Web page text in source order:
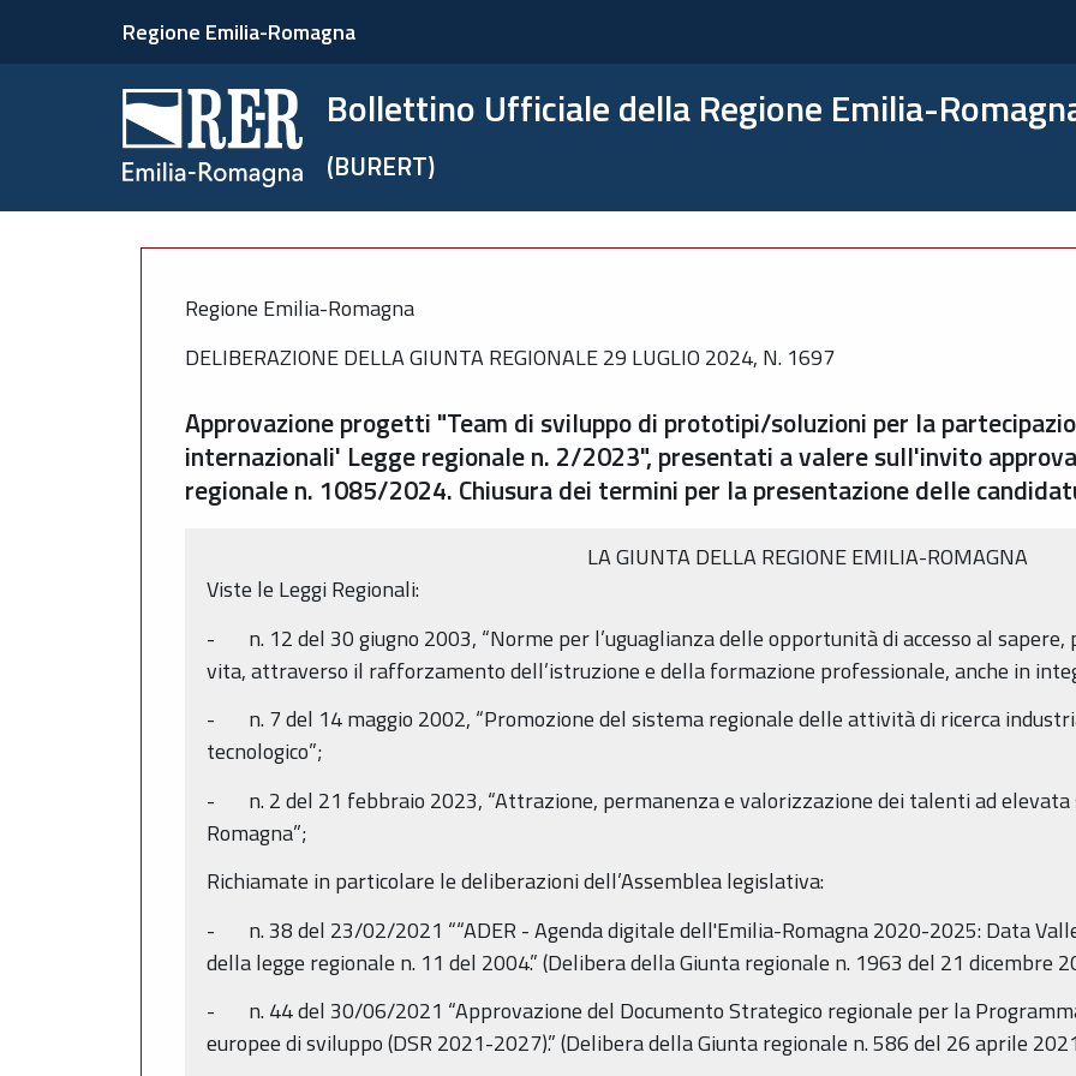
Regione Emilia-Romagna
Bollettino Ufficiale della Regione Emilia-
(BURERT)
Regione Emilia-Romagna
DELIBERAZIONE DELLA GIUNTA REGIONALE 29 LUGLIO 2024, N. 1697
Approvazione progetti "Team di sviluppo di prototipi/soluzioni per la
internazionali' Legge regionale n. 2/2023", presentati a valere sull'invito
regionale n. 1085/2024. Chiusura dei termini per la presentazione delle
LA GIUNTA DELLA REGIONE EMILIA-ROMAGNA
Viste le Leggi Regionali:
- n. 12 del 30 giugno 2003, “Norme per l’uguaglianza delle opportunità di accesso al sapere,
vita, attraverso il rafforzamento dell’istruzione e della formazione professionale, anche in
- n. 7 del 14 maggio 2002, “Promozione del sistema regionale delle attività di ricerca
tecnologico”;
- n. 2 del 21 febbraio 2023, “Attrazione, permanenza e valorizzazione dei talenti ad elevata
Romagna”;
Richiamate in particolare le deliberazioni dell’Assemblea legislativa:
- n. 38 del 23/02/2021 ““ADER - Agenda digitale dell'Emilia-Romagna 2020-2025: Data
della legge regionale n. 11 del 2004.” (Delibera della Giunta regionale n. 1963 del 21 dicembre
- n. 44 del 30/06/2021 “Approvazione del Documento Strategico regionale per la
europee di sviluppo (DSR 2021-2027).” (Delibera della Giunta regionale n. 586 del 26 aprile